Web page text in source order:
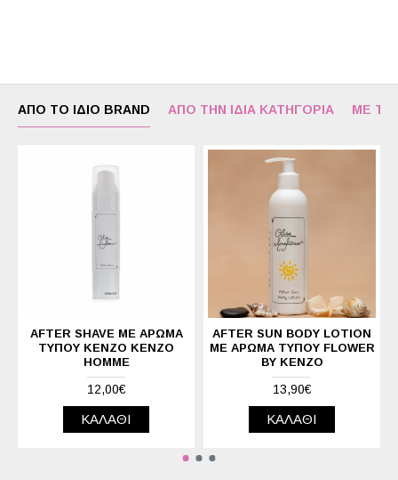
ΑΠΌ ΤΟ ΊΔΙΟ BRAND ΑΠΌ ΤΗΝ ΊΔΙΑ ΚΑΤΗΓΟΡΊΑ ΜΕ ΤΟ
AFTER SHAVE ΜΕ ΆΡΩΜΑ
ΤΎΠΟΥ KENZO KENZO
HOMME
12,00€
ΚΑΛΆΘΙ
AFTER SUN BODY LOTION
ΜΕ ΆΡΩΜΑ ΤΎΠΟΥ FLOWER
BY KENZO
13,90€
ΚΑΛΆΘΙ